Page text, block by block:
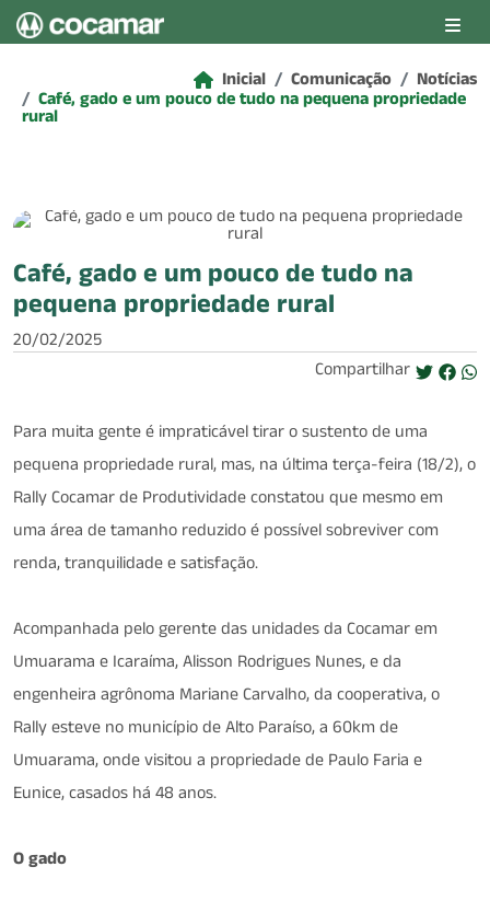
Inicial Comunicação Notícias
Café, gado e um pouco de tudo na pequena propriedade
rural
Café, gado e um pouco de tudo na
pequena propriedade rural
20/02/2025
Compartilhar
Para muita gente é impraticável tirar o sustento de uma
pequena propriedade rural, mas, na última terça-feira (18/2), o
Rally Cocamar de Produtividade constatou que mesmo em
uma área de tamanho reduzido é possível sobreviver com
renda, tranquilidade e satisfação.
Acompanhada pelo gerente das unidades da Cocamar em
Umuarama e Icaraíma, Alisson Rodrigues Nunes, e da
engenheira agrônoma Mariane Carvalho, da cooperativa, o
Rally esteve no município de Alto Paraíso, a 60km de
Umuarama, onde visitou a propriedade de Paulo Faria e
Eunice, casados há 48 anos.
O gado